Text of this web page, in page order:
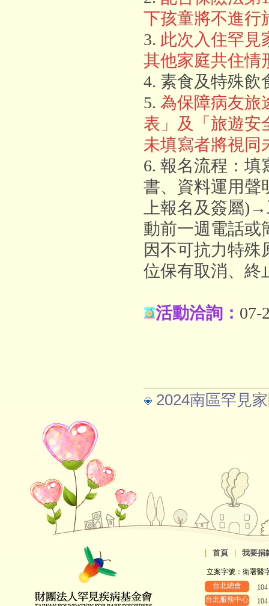
下孩童將不進行
3. 此次入住罕見
其他家庭共住情
4. 素食及特殊飲
5. 為保障病友旅
表」及「旅遊安
未填寫者將視同
6. 報名流程：
書、資料運用聲
上報名及簽屬
動前一週電話
因不可抗力特殊
位保有取消、終
活動洽詢： 07-
2024南區罕見
首頁 我要捐
立案字號：衛署醫
台北總會
台北服務中心